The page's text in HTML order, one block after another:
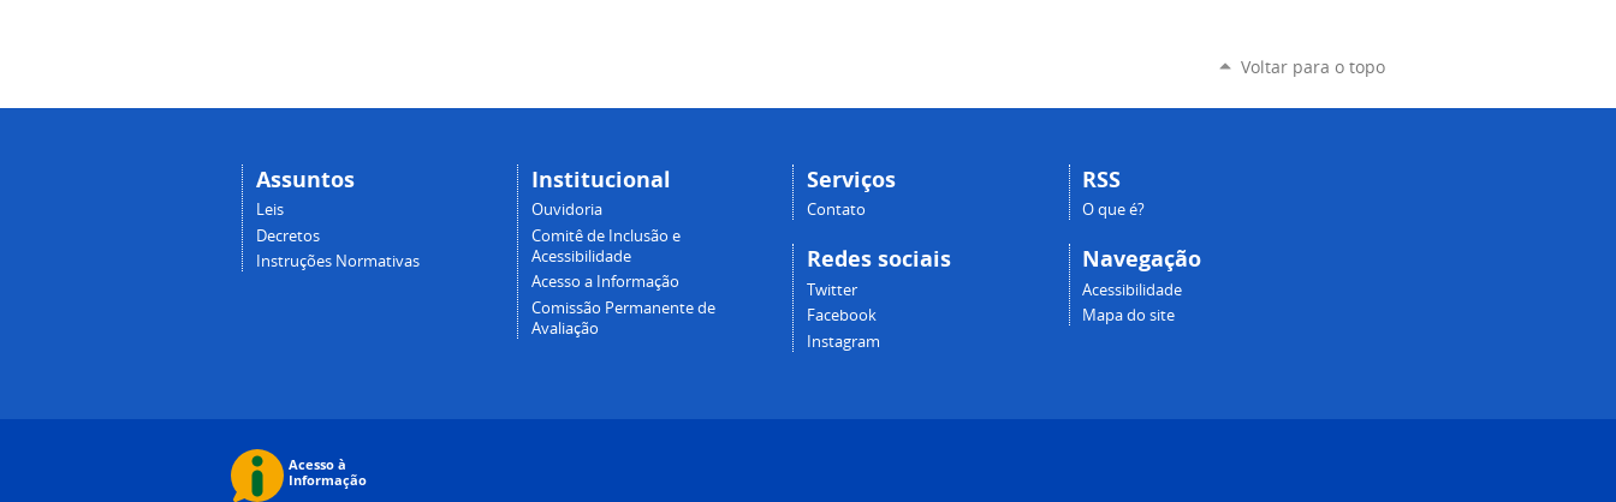
Voltar para o topo
Assuntos
Leis
Decretos
Instruções Normativas
Institucional
Ouvidoria
Comitê de Inclusão e
Acessibilidade
Acesso a Informação
Comissão Permanente de
Avaliação
Serviços
Contato
Redes sociais
Twitter
Facebook
Instagram
RSS
O que é?
Navegação
Acessibilidade
Mapa do site